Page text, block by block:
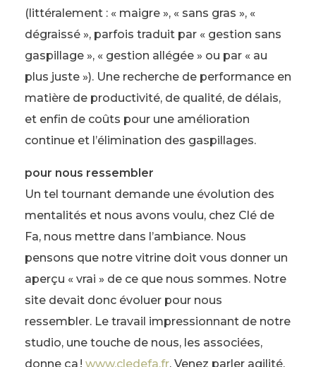
(littéralement : « maigre », « sans gras », «
dégraissé », parfois traduit par « gestion sans
gaspillage », « gestion allégée » ou par « au
plus juste »). Une recherche de performance en
matière de productivité, de qualité, de délais,
et enfin de coûts pour une amélioration
continue et l’élimination des gaspillages.
pour nous ressembler
Un tel tournant demande une évolution des
mentalités et nous avons voulu, chez Clé de
Fa, nous mettre dans l’ambiance. Nous
pensons que notre vitrine doit vous donner un
aperçu « vrai » de ce que nous sommes. Notre
site devait donc évoluer pour nous
ressembler. Le travail impressionnant de notre
studio, une touche de nous, les associées,
donne ça ! www.cledefa.fr. Venez parler agilité,